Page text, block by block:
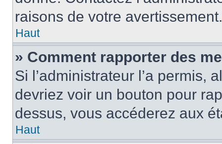
raisons de votre avertissement.
Haut
» Comment rapporter des
Si l’administrateur l’a permis,
devriez voir un bouton pour
dessus, vous accéderez aux
Haut